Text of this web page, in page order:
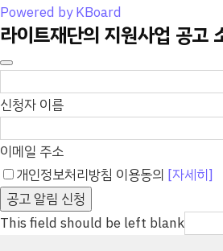
Powered by KBoard
라이트재단의 지원사업 공고
신청자 이름
이메일 주소
개인정보처리방침 이용동의 [자세히]
공고 알림 신청
This field should be left blank